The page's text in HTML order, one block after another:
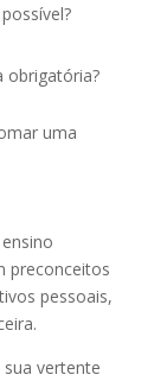
obrigatória?
uma
preconceitos
pessoais,
vertente